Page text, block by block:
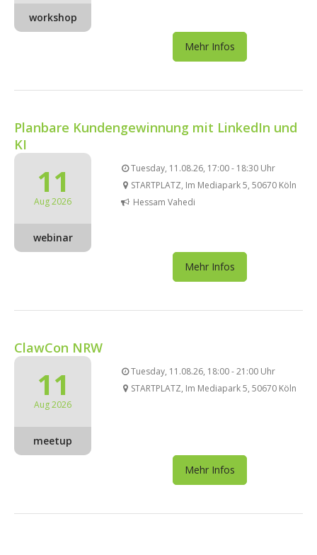
workshop
Mehr Infos
Planbare Kundengewinnung mit LinkedIn und
KI
11
Aug 2026
webinar
Tuesday, 11.08.26, 17:00 - 18:30 Uhr
STARTPLATZ, Im Mediapark 5, 50670 Köln
Hessam Vahedi
Mehr Infos
ClawCon NRW
11
Aug 2026
meetup
Tuesday, 11.08.26, 18:00 - 21:00 Uhr
STARTPLATZ, Im Mediapark 5, 50670 Köln
Mehr Infos